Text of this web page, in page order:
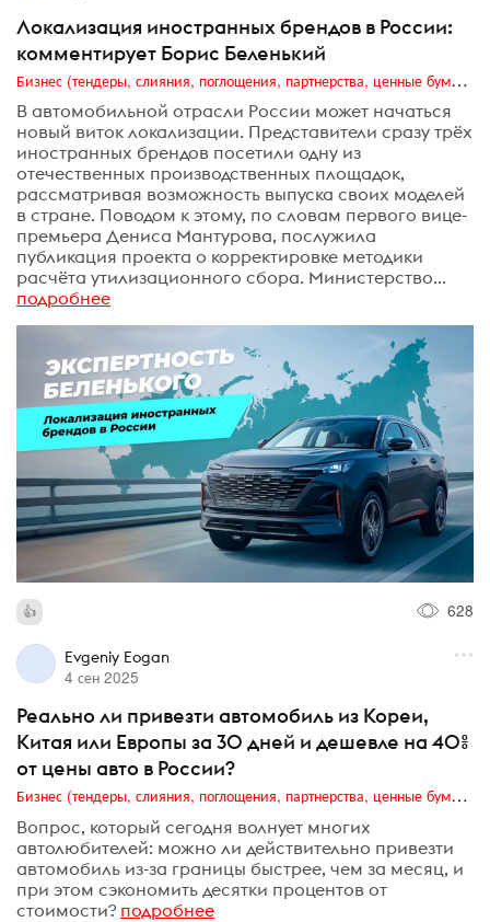
Локализация иностранных брендов в России:
комментирует Борис Беленький
Бизнес (тендеры, слияния, поглощения, партнерства, ценные бумаги, акционеры, финансы и отчетность)
В автомобильной отрасли России может начаться
новый виток локализации. Представители сразу трёх
иностранных брендов посетили одну из
отечественных производственных площадок,
рассматривая возможность выпуска своих моделей
в стране. Поводом к этому, по словам первого вице-
премьера Дениса Мантурова, послужила
публикация проекта о корректировке методики
расчёта утилизационного сбора. Министерство...
подробнее
628
Evgeniy Eogan
4 сен 2025
Реально ли привезти автомобиль из Кореи,
Китая или Европы за 30 дней и дешевле на 40%
от цены авто в России?
Бизнес (тендеры, слияния, поглощения, партнерства, ценные бумаги, акционеры, финансы и отчетность)
Вопрос, который сегодня волнует многих
автолюбителей: можно ли действительно привезти
автомобиль из-за границы быстрее, чем за месяц, и
при этом сэкономить десятки процентов от
стоимости? подробнее